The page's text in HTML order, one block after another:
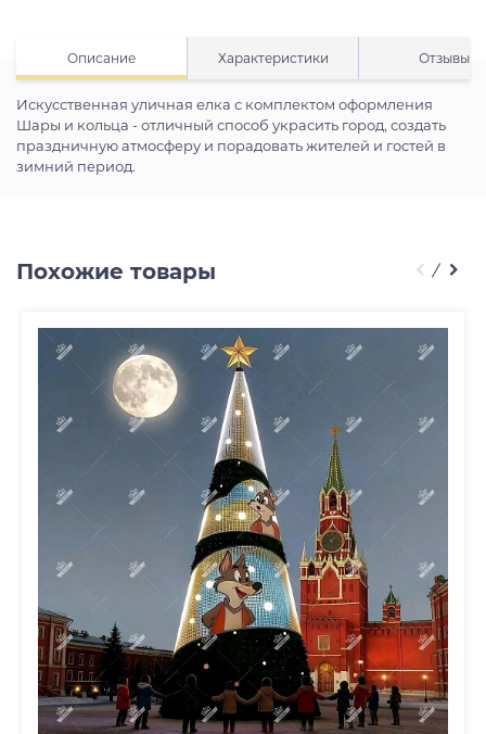
Описание Характеристики Отзывы
Искусственная уличная елка с комплектом оформления
Шары и кольца - отличный способ украсить город, создать
праздничную атмосферу и порадовать жителей и гостей в
зимний период.
Похожие товары